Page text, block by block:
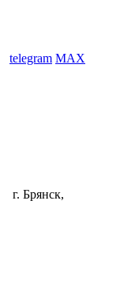
telegram MAX
г. Брянск,